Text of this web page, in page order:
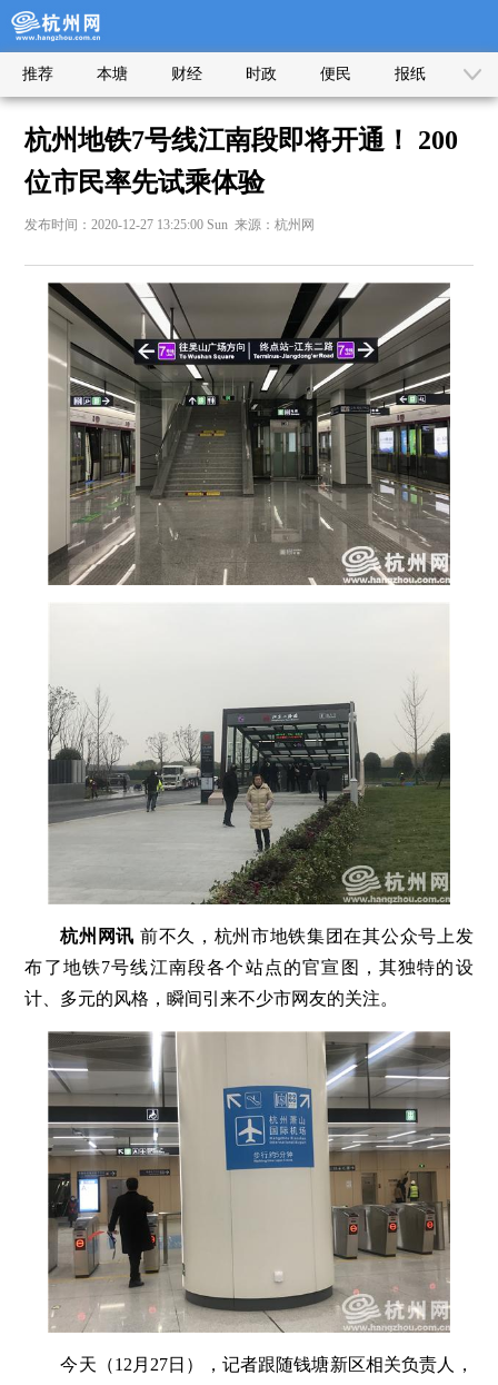
推荐 本塘 财经 时政 便民 报纸
杭州地铁7号线江南段即将开通！ 200
位市民率先试乘体验
发布时间：2020-12-27 13:25:00 Sun 来源：杭州网
杭州网讯 前不久，杭州市地铁集团在其公众号上发
布了地铁7号线江南段各个站点的官宣图，其独特的设
计、多元的风格，瞬间引来不少市网友的关注。
今天（12月27日），记者跟随钱塘新区相关负责人，